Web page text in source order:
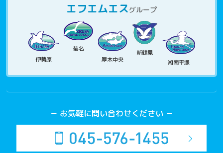
エフエムエスグループ
伊勢原
菊名
厚木中央
新鶴見
湘南平塚
－ お気軽に問い合わせください －